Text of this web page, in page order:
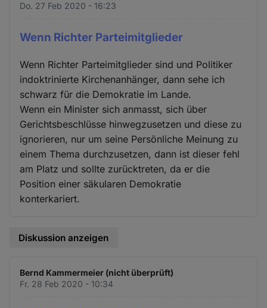
Do. 27 Feb 2020 - 16:23
Wenn Richter Parteimitglieder
Wenn Richter Parteimitglieder sind und Politiker
indoktrinierte Kirchenanhänger, dann sehe ich
schwarz für die Demokratie im Lande.
Wenn ein Minister sich anmasst, sich über
Gerichtsbeschlüsse hinwegzusetzen und diese zu
ignorieren, nur um seine Persönliche Meinung zu
einem Thema durchzusetzen, dann ist dieser fehl
am Platz und sollte zurücktreten, da er die
Position einer säkularen Demokratie
konterkariert.
Diskussion anzeigen
Bernd Kammermeier (nicht überprüft)
Fr. 28 Feb 2020 - 10:34